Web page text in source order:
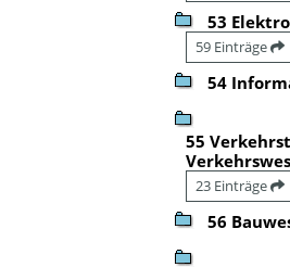
53
59 Einträge
54
55
23 Einträge
56